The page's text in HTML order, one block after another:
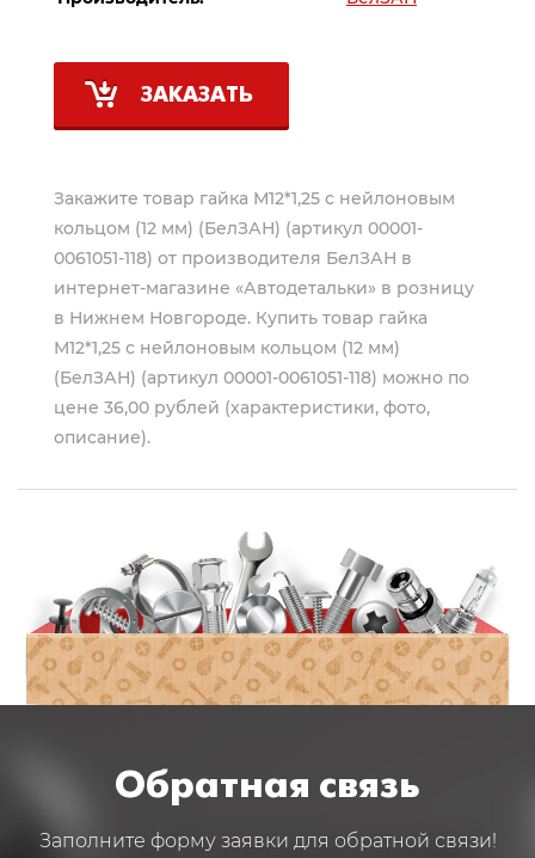
ЗАКАЗАТЬ
Закажите товар гайка М12*1,25 с нейлоновым
кольцом (12 мм) (БелЗАН) (артикул 00001-
0061051-118) от производителя БелЗАН в
интернет-магазине «Автодетальки» в розницу
в Нижнем Новгороде. Купить товар гайка
М12*1,25 с нейлоновым кольцом (12 мм)
(БелЗАН) (артикул 00001-0061051-118) можно по
цене 36,00 рублей (характеристики, фото,
описание).
Обратная связь
Заполните форму заявки для обратной связи!